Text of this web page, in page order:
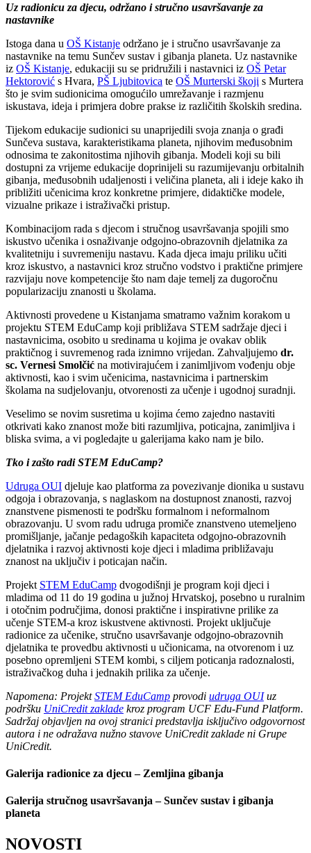
Uz radionicu za djecu, održano i stručno usavršavanje za
nastavnike
Istoga dana u OŠ Kistanje održano je i stručno usavršavanje za
nastavnike na temu Sunčev sustav i gibanja planeta. Uz nastavnike
iz OŠ Kistanje, edukaciji su se pridružili i nastavnici iz OŠ Petar
Hektorović s Hvara, PŠ Ljubitovica te OŠ Murterski škoji s Murtera
što je svim sudionicima omogućilo umrežavanje i razmjenu
iskustava, ideja i primjera dobre prakse iz različitih školskih sredina.
Tijekom edukacije sudionici su unaprijedili svoja znanja o građi
Sunčeva sustava, karakteristikama planeta, njihovim međusobnim
odnosima te zakonitostima njihovih gibanja. Modeli koji su bili
dostupni za vrijeme edukacije doprinijeli su razumijevanju orbitalnih
gibanja, međusobnih udaljenosti i veličina planeta, ali i ideje kako ih
približiti učenicima kroz konkretne primjere, didaktičke modele,
vizualne prikaze i istraživački pristup.
Kombinacijom rada s djecom i stručnog usavršavanja spojili smo
iskustvo učenika i osnaživanje odgojno-obrazovnih djelatnika za
kvalitetniju i suvremeniju nastavu. Kada djeca imaju priliku učiti
kroz iskustvo, a nastavnici kroz stručno vodstvo i praktične primjere
razvijaju nove kompetencije što nam daje temelj za dugoročnu
popularizaciju znanosti u školama.
Aktivnosti provedene u Kistanjama smatramo važnim korakom u
projektu STEM EduCamp koji približava STEM sadržaje djeci i
nastavnicima, osobito u sredinama u kojima je ovakav oblik
praktičnog i suvremenog rada iznimno vrijedan. Zahvaljujemo dr.
sc. Vernesi Smolčić na motivirajućem i zanimljivom vođenju obje
aktivnosti, kao i svim učenicima, nastavnicima i partnerskim
školama na sudjelovanju, otvorenosti za učenje i ugodnoj suradnji.
Veselimo se novim susretima u kojima ćemo zajedno nastaviti
otkrivati kako znanost može biti razumljiva, poticajna, zanimljiva i
bliska svima, a vi pogledajte u galerijama kako nam je bilo.
Tko i zašto radi STEM EduCamp?
Udruga OUI djeluje kao platforma za povezivanje dionika u sustavu
odgoja i obrazovanja, s naglaskom na dostupnost znanosti, razvoj
znanstvene pismenosti te podršku formalnom i neformalnom
obrazovanju. U svom radu udruga promiče znanstveno utemeljeno
promišljanje, jačanje pedagoških kapaciteta odgojno-obrazovnih
djelatnika i razvoj aktivnosti koje djeci i mladima približavaju
znanost na uključiv i poticajan način.
Projekt STEM EduCamp dvogodišnji je program koji djeci i
mladima od 11 do 19 godina u južnoj Hrvatskoj, posebno u ruralnim
i otočnim područjima, donosi praktične i inspirativne prilike za
učenje STEM-a kroz iskustvene aktivnosti. Projekt uključuje
radionice za učenike, stručno usavršavanje odgojno-obrazovnih
djelatnika te provedbu aktivnosti u učionicama, na otvorenom i uz
posebno opremljeni STEM kombi, s ciljem poticanja radoznalosti,
istraživačkog duha i jednakih prilika za učenje.
Napomena: ProjektSTEM EduCamp provodi udruga OUIuz
podršku UniCredit zaklade kroz program UCF Edu-Fund Platform.
Sadržaj objavljen na ovoj stranici predstavlja isključivo odgovornost
autora i ne odražava nužno stavove UniCredit zaklade ni Grupe
UniCredit.
Galerija radionice za djecu – Zemljina gibanja
Galerija stručnog usavršavanja – Sunčev sustav i gibanja
planeta
NOVOSTI